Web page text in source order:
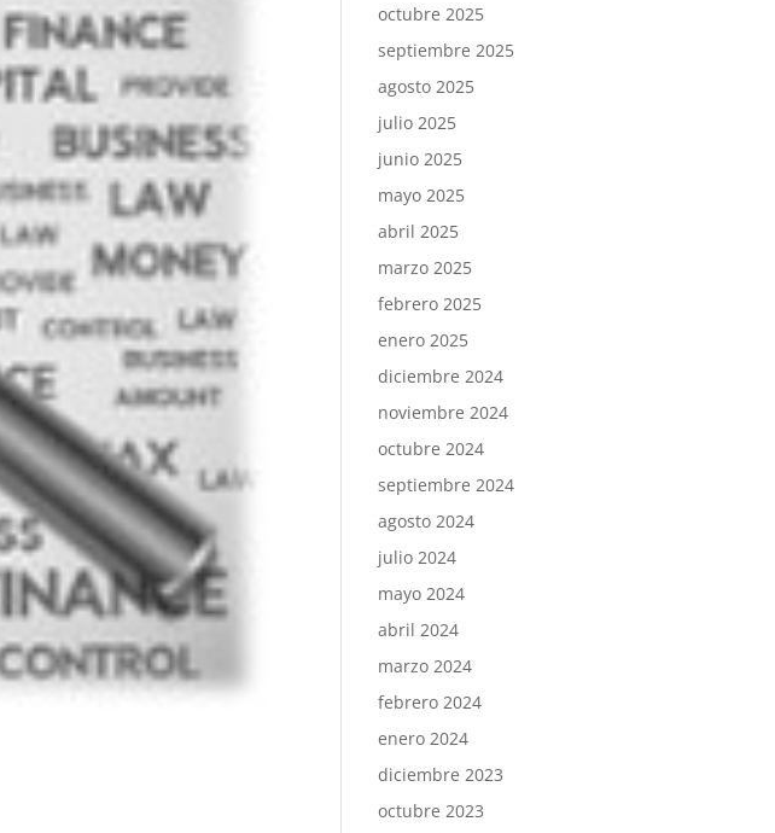
octubre 2025
septiembre 2025
agosto 2025
julio 2025
junio 2025
mayo 2025
abril 2025
marzo 2025
febrero 2025
enero 2025
diciembre 2024
noviembre 2024
octubre 2024
septiembre 2024
agosto 2024
julio 2024
mayo 2024
abril 2024
marzo 2024
febrero 2024
enero 2024
diciembre 2023
octubre 2023